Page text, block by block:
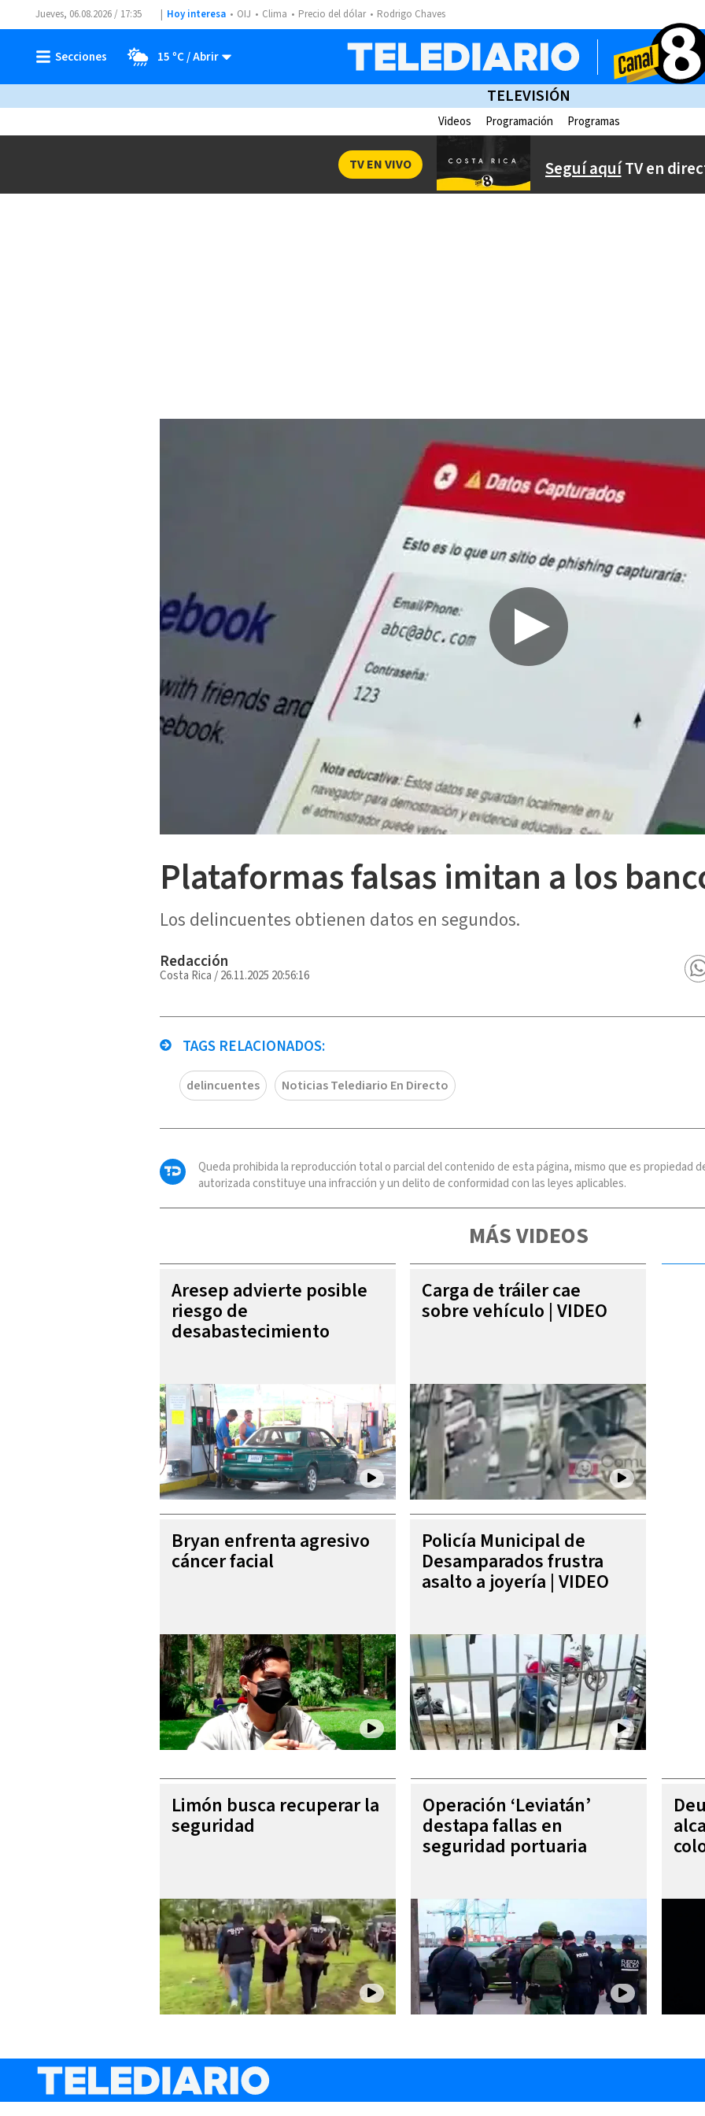
Jueves, 06.08.2026 / 17:35 Hoy interesa OIJ Clima Precio del dólar Rodrigo Chaves
15 ºC
TELEVISIÓN
Videos Programación Programas
Seguí aquíTV en
TV EN VIVO
Plataformas falsas imitan a los
Los delincuentes obtienen datos en segundos.
Redacción
Costa Rica /26.11.2025 20:56:16
TAGS RELACIONADOS:
delincuentes Noticias Telediario En Directo
Queda prohibida la reproducción total o parcial del contenido de esta página, mismo que es propiedad
autorizada constituye una infracción y un delito de conformidad con las leyes aplicables.
MÁS VIDEOS
Aresep advierte posible
riesgo de
desabastecimiento
Carga de tráiler cae
sobre vehículo | VIDEO
Bryan enfrenta agresivo
cáncer facial
Policía Municipal de
Desamparados frustra
asalto a joyería | VIDEO
Limón busca recuperar la
seguridad
Operación ‘Leviatán’
destapa fallas en
seguridad portuaria